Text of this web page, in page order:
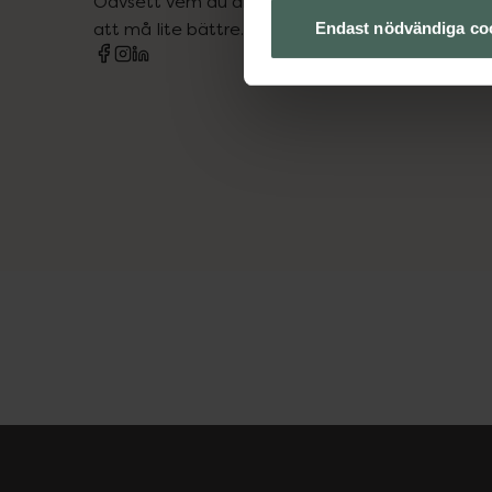
Endast nödvändiga
att må lite bättre. Välkommen att prata med